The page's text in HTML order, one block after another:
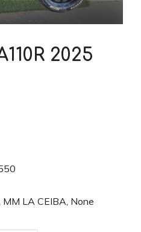
2025
MM LA CEIBA, None